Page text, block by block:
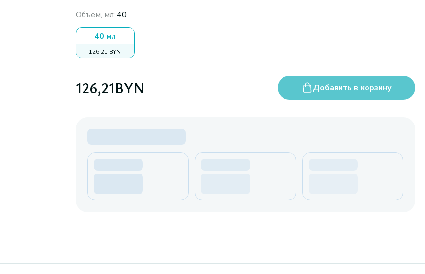
Объем, мл: 40
40 мл
126,21 BYN
126,21BYN Добавить в корзину